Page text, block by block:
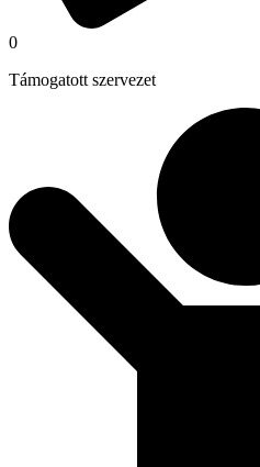
0
Támogatott szervezet